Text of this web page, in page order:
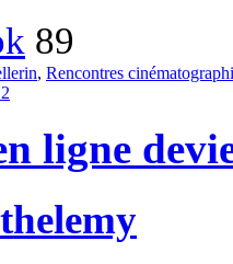
89
, Rencontres
ligne